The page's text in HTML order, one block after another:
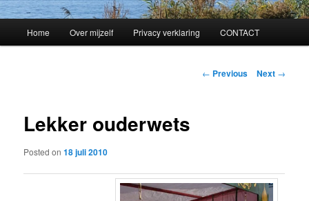
Skip
content
Home Over mijzelf Privacy verklaring CONTACT
Post
← Previous Next →
Lekker ouderwets
Posted on18 juli 2010